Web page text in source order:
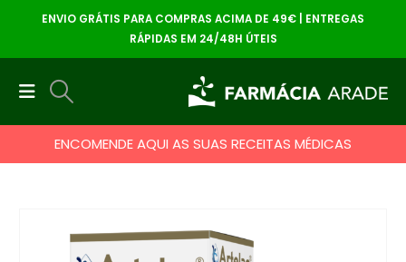
ENVIO GRÁTIS PARA COMPRAS ACIMA DE 49€ | ENTREGAS
RÁPIDAS EM 24/48H ÚTEIS
ENCOMENDE AQUI AS SUAS RECEITAS MÉDICAS